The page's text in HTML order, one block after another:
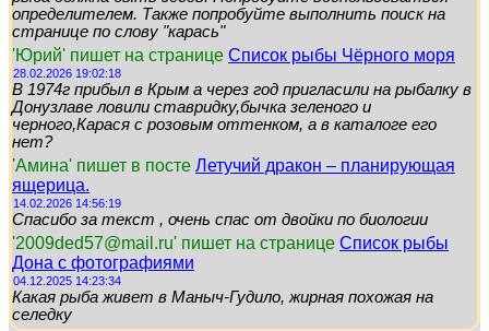
определителем. Также попробуйте выполнить поиск на
странице по слову "карась"
'Юрий' пишет на странице Список рыбы Чёрного моря
28.02.2026 19:02:18
В 1974г прибыл в Крым а через год пригласили на рыбалку в
Донузлаве ловили ставридку,бычка зеленого и
черного,Карася с розовым оттенком, а в каталоге его
нет?
'Амина' пишет в посте Летучий дракон – планирующая
ящерица.
14.02.2026 14:56:19
Спасибо за текст , очень спас от двойки по биологии
'2009ded57@mail.ru' пишет на странице Список рыбы
Дона с фотографиями
04.12.2025 14:23:34
Какая рыба живет в Маныч-Гудило, жирная похожая на
селедку